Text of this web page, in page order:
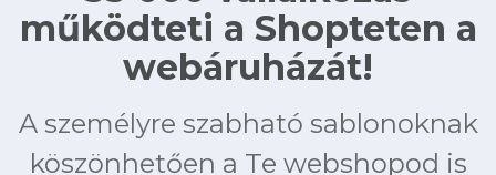
működteti a Shopteten a
webáruházát!
A személyre szabható sablonoknak
köszönhetően a Te webshopod is